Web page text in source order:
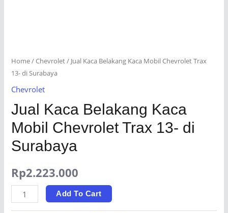
Home/Chevrolet/ Jual Kaca Belakang Kaca Mobil Chevrolet Trax
13- di Surabaya
Chevrolet
Jual Kaca Belakang Kaca
Mobil Chevrolet Trax 13- di
Surabaya
Rp2.223.000
Jual
Kaca
Add To Cart